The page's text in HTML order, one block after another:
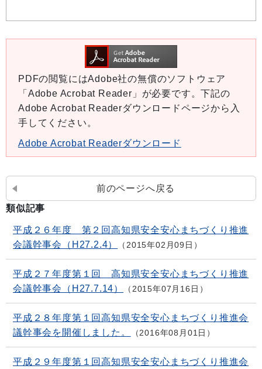
PDFの閲覧にはAdobe社の無償のソフトウェア
「Adobe Acrobat Reader」が必要です。下記の
Adobe Acrobat Readerダウンロードページから入
手してください。
Adobe Acrobat Readerダウンロード
前のページへ戻る
類似記事
平成２６年度 第２回高知県安全安心まちづくり推進
会議幹事会（H27.2.4）
2015年02月09日
平成２７年度第１回 高知県安全安心まちづくり推進
会議幹事会（H27.7.14）
2015年07月16日
平成２８年度第１回高知県安全安心まちづくり推進会
議幹事会を開催しました。
2016年08月01日
平成２９年度第１回高知県安全安心まちづくり推進会